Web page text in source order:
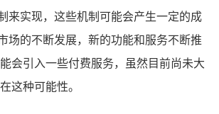
来实现，这些机制可能会产生一定的成
场的不断发展，新的功能和服务不断推
会引入一些付费服务，虽然目前尚未大
这种可能性。